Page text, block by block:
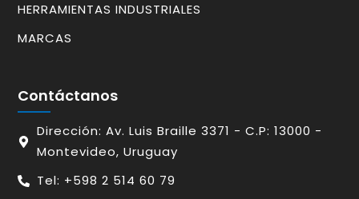
HERRAMIENTAS INDUSTRIALES
MARCAS
Contáctanos
Dirección: Av. Luis Braille 3371 - C.P: 13000 -
Montevideo, Uruguay
Tel: +598 2 514 60 79